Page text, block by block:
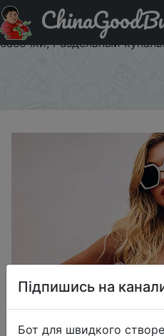
Акція на Женское бикини
бюстгальтер с высокой
бабочки, Раздельный
Підпишись на
Бот для швидкого